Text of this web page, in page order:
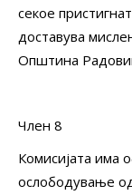
секое
доставува
Општина
Член 8
Комисијата има
ослободување